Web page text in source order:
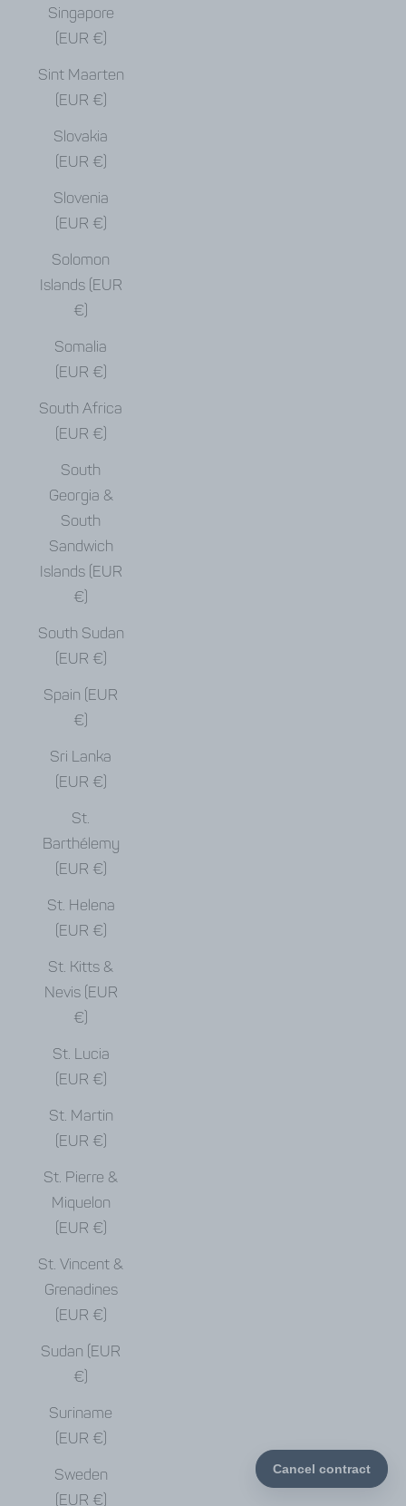
Singapore
(EUR €)
Sint Maarten
(EUR €)
Slovakia
(EUR €)
Slovenia
(EUR €)
Solomon
Islands (EUR
€)
Somalia
(EUR €)
South Africa
(EUR €)
South
Georgia &
South
Sandwich
Islands (EUR
€)
South Sudan
(EUR €)
Spain (EUR
€)
Sri Lanka
(EUR €)
St.
Barthélemy
(EUR €)
St. Helena
(EUR €)
St. Kitts &
Nevis (EUR
€)
St. Lucia
(EUR €)
St. Martin
(EUR €)
St. Pierre &
Miquelon
(EUR €)
St. Vincent &
Grenadines
(EUR €)
Sudan (EUR
€)
Suriname
(EUR €)
Sweden
(EUR €)